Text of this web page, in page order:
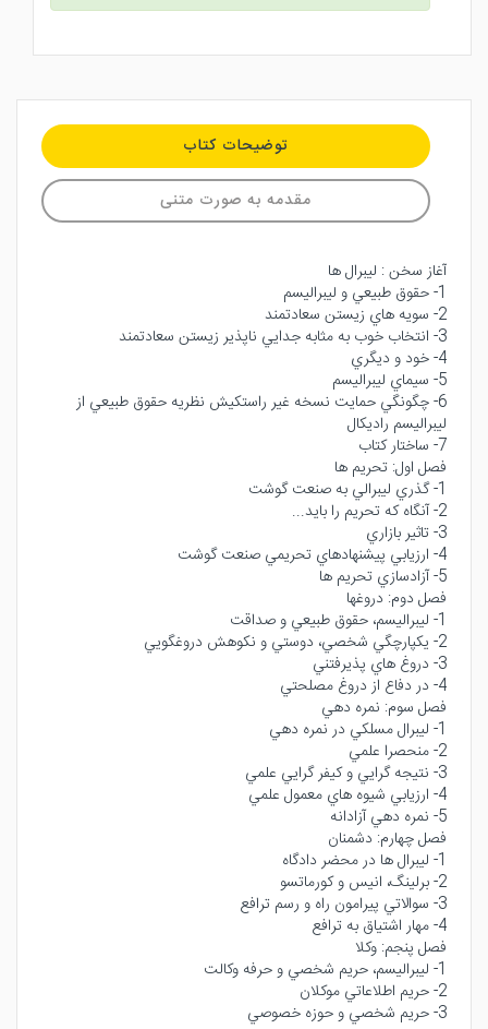
توضیحات کتاب
مقدمه به صورت متنی
آغاز سخن : ليبرال ها
1- حقوق طبيعي و ليبراليسم
2- سويه هاي زيستن سعادتمند
3- انتخاب خوب به مثابه جدايي ناپذير زيستن سعادتمند
4- خود و ديگري
5- سيماي ليبراليسم
6- چگونگي حمايت نسخه غير راستكيش نظريه حقوق طبيعي از
ليبراليسم راديكال
7- ساختار كتاب
فصل اول: تحريم ها
1- گذري ليبرالي به صنعت گوشت
2- آنگاه كه تحريم را بايد...
3- تاثير بازاري
4- ارزيابي پيشنهادهاي تحريمي صنعت گوشت
5- آزادسازي تحريم ها
فصل دوم: دروغها
1- ليبراليسم، حقوق طبيعي و صداقت
2- يكپارچگي شخصي، دوستي و نكوهش دروغگويي
3- دروغ هاي پذيرفتني
4- در دفاع از دروغ مصلحتي
فصل سوم: نمره دهي
1- ليبرال مسلكي در نمره دهي
2- منحصرا علمي
3- نتيجه گرايي و كيفر گرايي علمي
4- ارزيابي شيوه هاي معمول علمي
5- نمره دهي آزادانه
فصل چهارم: دشمنان
1- ليبرال ها در محضر دادگاه
2- برلينگ، انيس و كورماتسو
3- سوالاتي پيرامون راه و رسم ترافع
4- مهار اشتياق به ترافع
فصل پنجم: وكلا
1- ليبراليسم، حريم شخصي و حرفه وكالت
2- حريم اطلاعاتي موكلان
3- حريم شخصي و حوزه خصوصي